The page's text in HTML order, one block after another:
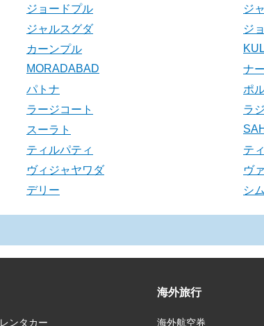
ジョードプル ジ
ジャルスグダ ジ
カーンプル
MORADABAD ナ
パトナ ポ
ラージコート ラ
スーラト
ティルパティ テ
ヴィジャヤワダ ヴ
デリー シ
レンタカー
海外旅行
海外航空券